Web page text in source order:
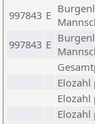
997843 E
997843 E
Elozahl
Elozahl
Elozahl